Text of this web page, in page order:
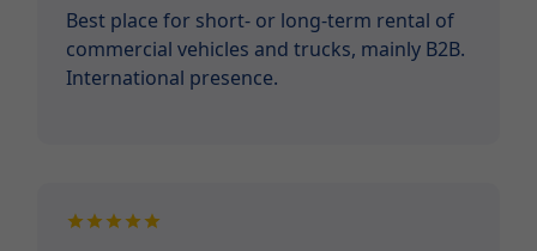
Best place for short- or long-term rental of
commercial vehicles and trucks, mainly B2B.
International presence.